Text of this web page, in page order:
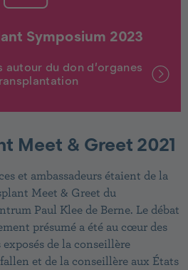
Symposium 2023
autour du don d’organes
Meet & Greet 2021
et ambassadeurs étaient de la
Meet & Greet du
Paul Klee de Berne. Le débat
présumé a été au cœur des
de la conseillère
et de la conseillère aux États